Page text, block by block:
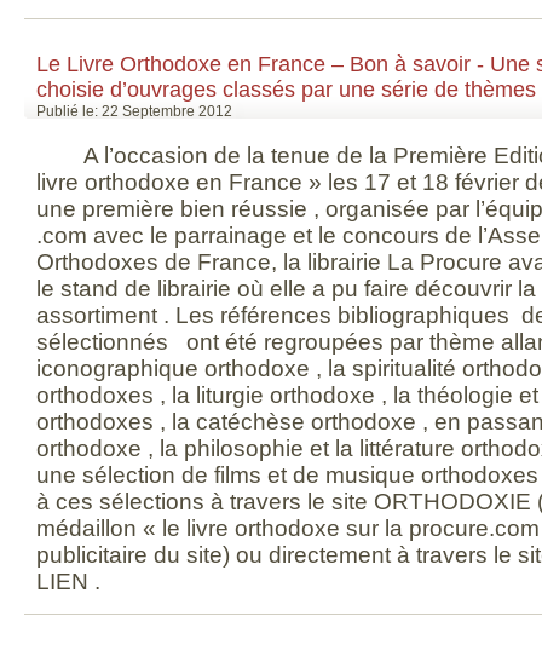
Le Livre Orthodoxe en France – Bon à savoir - Une
choisie d’ouvrages classés par une série de thèmes
Publié le: 22 Septembre 2012
A l’occasion de la tenue de la Première
livre orthodoxe en France » les 17 et 18 février
une première bien réussie , organisée par
.com avec le parrainage et le concours de
Orthodoxes de France, la librairie La Procure
le stand de librairie où elle a pu faire découvrir
assortiment . Les références bibliographiques
sélectionnés ont été regroupées par thème
iconographique orthodoxe , la spiritualité
orthodoxes , la liturgie orthodoxe , la théologie
orthodoxes , la catéchèse orthodoxe , en
orthodoxe , la philosophie et la littérature
une sélection de films et de musique
à ces sélections à travers le site ORTHODOXIE
médaillon « le livre orthodoxe sur la
publicitaire du site) ou directement à travers le
LIEN .